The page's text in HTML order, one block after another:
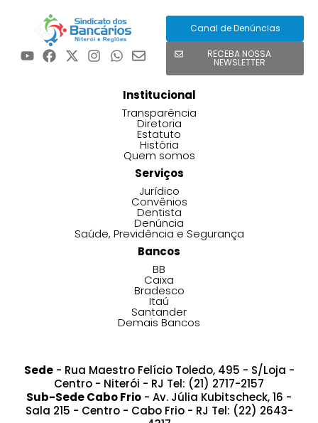
Canal de Denúncias
RECEBA NOSSA
NEWSLETTER
Institucional
Transparência
Diretoria
Estatuto
História
Quem somos
Serviços
Jurídico
Convênios
Dentista
Denúncia
Saúde, Previdência e Segurança
Bancos
BB
Caixa
Bradesco
Itaú
Santander
Demais Bancos
Sede- Rua Maestro Felício Toledo, 495 - S/Loja -
Centro - Niterói - RJ Tel: (21) 2717-2157
Sub-Sede Cabo Frio - Av. Júlia Kubitscheck, 16 -
Sala 215 - Centro - Cabo Frio - RJ Tel: (22) 2643-